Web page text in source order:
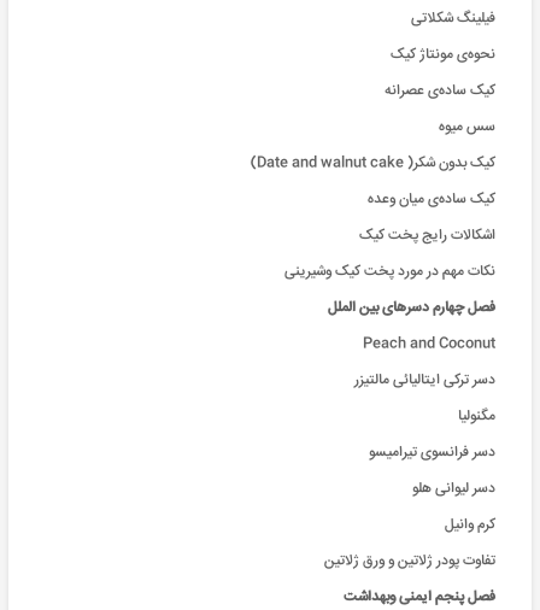
فیلینگ شکلاتی
نحوه‌ی مونتاژ کیک
کیک ساده‌ی عصرانه
سس میوه
کیک بدون شکر( Date and walnut cake)
کیک ساده‌ی میان وعده
اشکالات رایج پخت کیک
نکات مهم در مورد پخت کیک وشیرینی
فصل چهارم دسرهای بین الملل
Peach and Coconut
دسر ترکی ایتالیائی مالتیزر
مگنولیا
دسر فرانسوی تیرامیسو
دسر لیوانی هلو
کرم وانیل
تفاوت پودر ژلاتین و ورق ژلاتین
فصل پنجم ایمنی وبهداشت